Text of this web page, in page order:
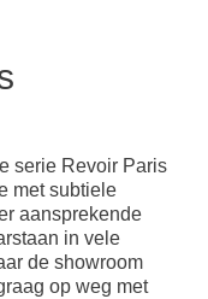
serie Revoir Paris
met subtiele
aansprekende
in vele
de showroom
op weg met